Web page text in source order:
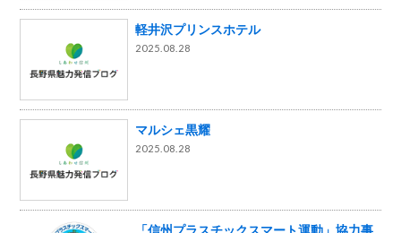
軽井沢プリンスホテル
2025.08.28
マルシェ黒耀
2025.08.28
「信州プラスチックスマート運動」協力事